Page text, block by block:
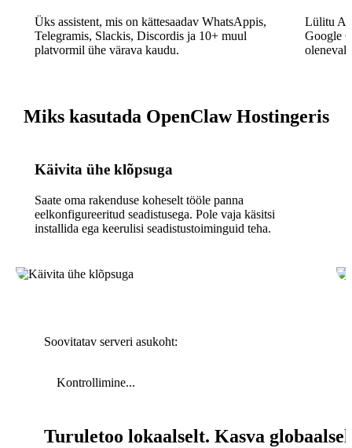
Üks assistent, mis on kättesaadav WhatsAppis,
Telegramis, Slackis, Discordis ja 10+ muul
platvormil ühe värava kaudu.
Lülitu
Google
olenevalt
Miks kasutada OpenClaw Hostingeris
Käivita ühe klõpsuga
Saate oma rakenduse koheselt tööle panna
eelkonfigureeritud seadistusega. Pole vaja käsitsi
installida ega keerulisi seadistustoiminguid teha.
Soovitatav serveri asukoht:
Kontrollimine...
Turuletoo lokaalselt. Kasva